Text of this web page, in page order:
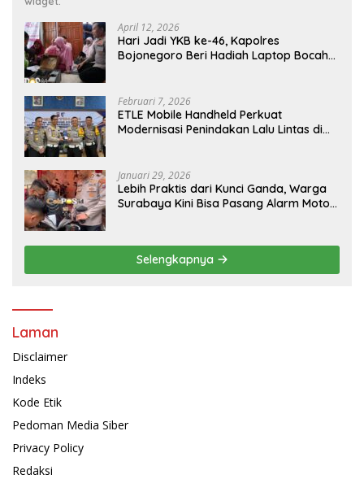
April 12, 2026
Hari Jadi YKB ke-46, Kapolres
Bojonegoro Beri Hadiah Laptop Bocah
Februari 7, 2026
ETLE Mobile Handheld Perkuat
Modernisasi Penindakan Lalu Lintas di
Januari 29, 2026
Lebih Praktis dari Kunci Ganda, Warga
Surabaya Kini Bisa Pasang Alarm Motor
Selengkapnya
Laman
Disclaimer
Indeks
Kode Etik
Pedoman Media Siber
Privacy Policy
Redaksi